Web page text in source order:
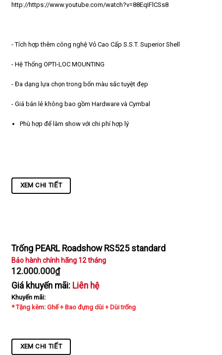
http://https://www.youtube.com/watch?v=88EqIFlCSs8
- Tích hợp thêm công nghệ Vỏ Cao Cấp S.S.T. Superior Shell
- Hệ Thống OPTI-LOC MOUNTING
- Đa dạng lựa chọn trong bốn màu sắc tuyệt đẹp
- Giá bán lẻ không bao gồm Hardware và Cymbal
Phù hợp để làm show với chi phí hợp lý
XEM CHI TIẾT
Trống PEARL Roadshow RS525 standard
Bảo hành chính hãng 12 tháng
12.000.000₫
Giá khuyến mãi: Liên hệ
Khuyến mãi:
* Tặng kèm: Ghế + Bao đựng dùi + Dùi trống
XEM CHI TIẾT